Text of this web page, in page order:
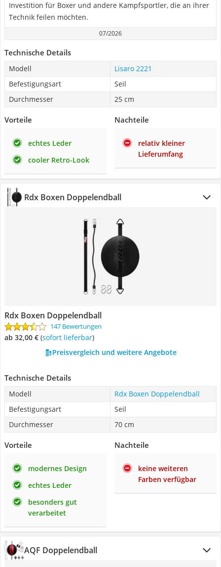
Investition für Boxer und andere Kampfsportler, die an ihrer
Technik feilen möchten.
07/2026
Technische Details
Modell
Lisaro 2221
Befestigungsart
Seil
Durchmesser
25 cm
Vorteile
echtes Leder
cooler Retro-Look
Nachteile
relativ kleiner
Lieferumfang
Rdx Boxen Doppelendball
Rdx Boxen Doppelendball
147 Bewertungen
ab 32,00 € ( Sofort lieferbar)
Preisvergleich und weitere Angebote
Technische Details
Modell
Rdx Boxen Doppelendball
Befestigungsart
Seil
Durchmesser
70 cm
Vorteile
modernes Design
echtes Leder
besonders gut
verarbeitet
Nachteile
keine weiteren
Farben verfügbar
AQF Doppelendball